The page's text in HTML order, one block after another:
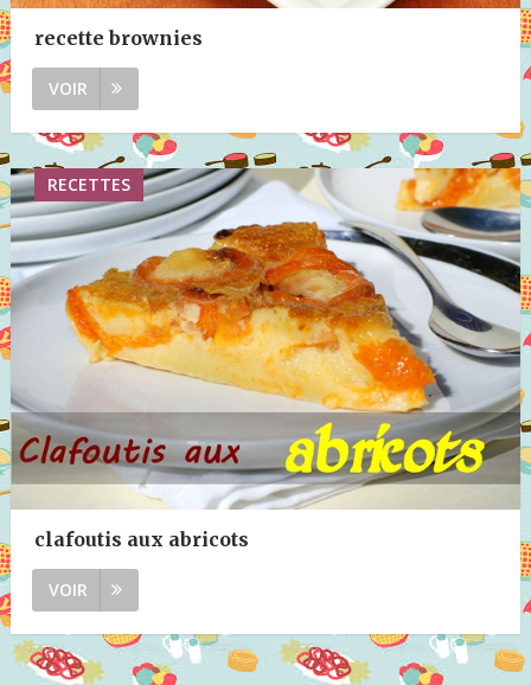
recette brownies
VOIR
RECETTES
clafoutis aux abricots
VOIR